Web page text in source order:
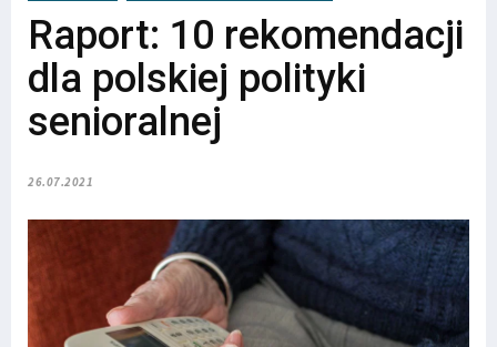
Raport: 10 rekomendacji
dla polskiej polityki
senioralnej
26.07.2021